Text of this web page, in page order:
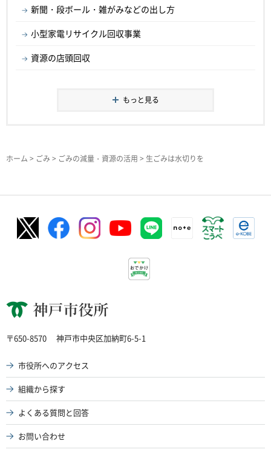
新聞・段ボール・雑がみなどの出し方
小型家電リサイクル回収事業
資源の店頭回収
もっと見る
ホーム > ごみ > ごみの減量・資源の活用 > 生ごみは水切りを
神戸市役所
〒650-8570 神戸市中央区加納町6-5-1
市役所へのアクセス
組織から探す
よくある質問と回答
お問い合わせ